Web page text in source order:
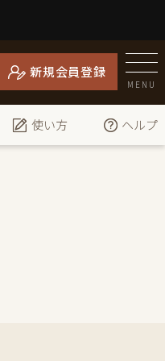
新規会員登録
MENU
使い方 ヘルプ